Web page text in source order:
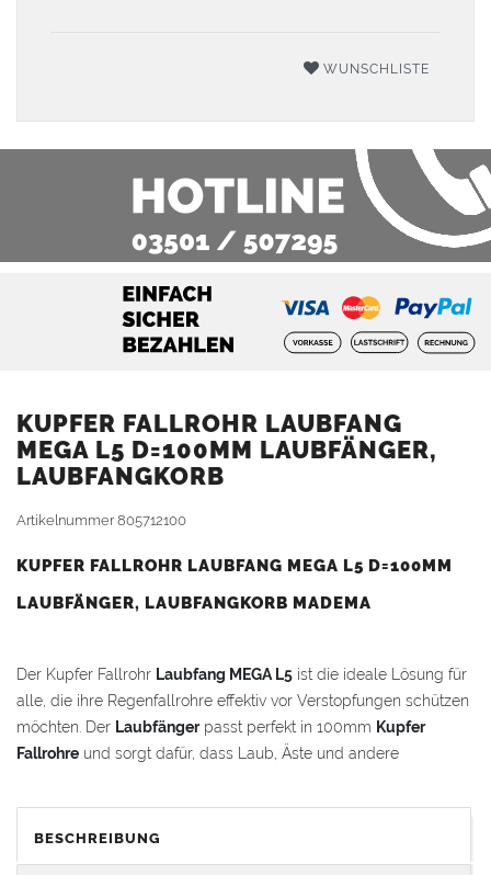
WUNSCHLISTE
KUPFER FALLROHR LAUBFANG
MEGA L5 D=100MM LAUBFÄNGER,
LAUBFANGKORB
Artikelnummer805712100
KUPFER FALLROHR LAUBFANG MEGA L5 D=100MM
LAUBFÄNGER, LAUBFANGKORB MADEMA
Der Kupfer Fallrohr Laubfang MEGA L5 ist die ideale Lösung für
alle, die ihre Regenfallrohre effektiv vor Verstopfungen schützen
möchten. Der Laubfängerpasst perfekt in 100mm Kupfer
Fallrohre und sorgt dafür, dass Laub, Äste und andere
DerLaubfang MEGA L5
er mit einem
BESCHREIBUNG